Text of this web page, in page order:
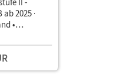
2025 ·
•